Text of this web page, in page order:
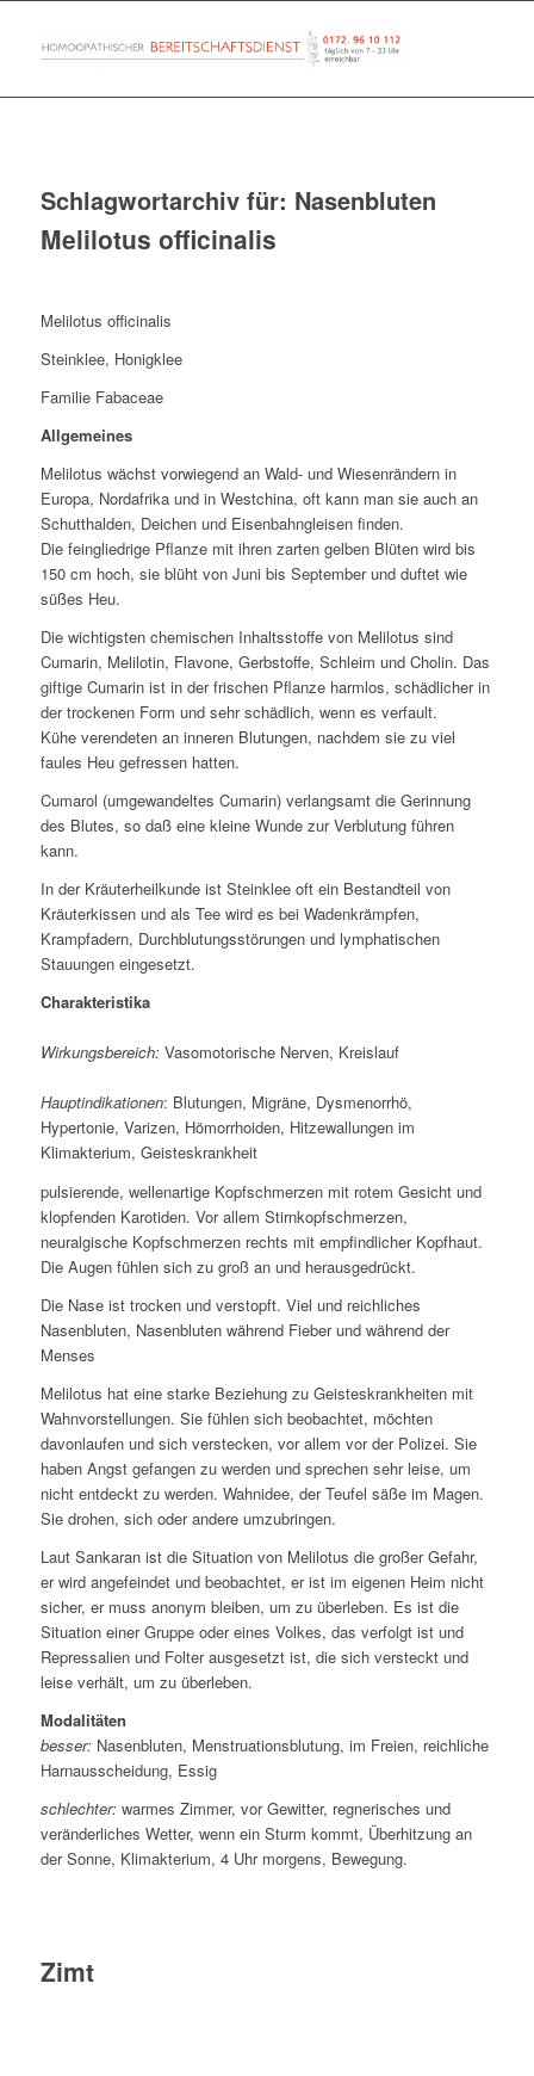
Schlagwortarchiv für: Nasenbluten
Melilotus officinalis
Melilotus officinalis
Steinklee, Honigklee
Familie Fabaceae
Allgemeines
Melilotus wächst vorwiegend an Wald- und Wiesenrändern in
Europa, Nordafrika und in Westchina, oft kann man sie auch an
Schutthalden, Deichen und Eisenbahngleisen finden.
Die feingliedrige Pflanze mit ihren zarten gelben Blüten wird bis
150 cm hoch, sie blüht von Juni bis September und duftet wie
süßes Heu.
Die wichtigsten chemischen Inhaltsstoffe von Melilotus sind
Cumarin, Melilotin, Flavone, Gerbstoffe, Schleim und Cholin. Das
giftige Cumarin ist in der frischen Pflanze harmlos, schädlicher in
der trockenen Form und sehr schädlich, wenn es verfault.
Kühe verendeten an inneren Blutungen, nachdem sie zu viel
faules Heu gefressen hatten.
Cumarol (umgewandeltes Cumarin) verlangsamt die Gerinnung
des Blutes, so daß eine kleine Wunde zur Verblutung führen
kann.
In der Kräuterheilkunde ist Steinklee oft ein Bestandteil von
Kräuterkissen und als Tee wird es bei Wadenkrämpfen,
Krampfadern, Durchblutungsstörungen und lymphatischen
Stauungen eingesetzt.
Charakteristika
Wirkungsbereich:Vasomotorische Nerven, Kreislauf
Hauptindikationen: Blutungen, Migräne, Dysmenorrhö,
Hypertonie, Varizen, Hömorrhoiden, Hitzewallungen im
Klimakterium, Geisteskrankheit
pulsierende, wellenartige Kopfschmerzen mit rotem Gesicht und
klopfenden Karotiden. Vor allem Stirnkopfschmerzen,
neuralgische Kopfschmerzen rechts mit empfindlicher Kopfhaut.
Die Augen fühlen sich zu groß an und herausgedrückt.
Die Nase ist trocken und verstopft. Viel und reichliches
Nasenbluten, Nasenbluten während Fieber und während der
Menses
Melilotus hat eine starke Beziehung zu Geisteskrankheiten mit
Wahnvorstellungen. Sie fühlen sich beobachtet, möchten
davonlaufen und sich verstecken, vor allem vor der Polizei. Sie
haben Angst gefangen zu werden und sprechen sehr leise, um
nicht entdeckt zu werden. Wahnidee, der Teufel säße im Magen.
Sie drohen, sich oder andere umzubringen.
Laut Sankaran ist die Situation von Melilotus die großer Gefahr,
er wird angefeindet und beobachtet, er ist im eigenen Heim nicht
sicher, er muss anonym bleiben, um zu überleben. Es ist die
Situation einer Gruppe oder eines Volkes, das verfolgt ist und
Repressalien und Folter ausgesetzt ist, die sich versteckt und
leise verhält, um zu überleben.
Modalitäten
besser:Nasenbluten, Menstruationsblutung, im Freien, reichliche
Harnausscheidung, Essig
schlechter: warmes Zimmer, vor Gewitter, regnerisches und
veränderliches Wetter, wenn ein Sturm kommt, Überhitzung an
der Sonne, Klimakterium, 4 Uhr morgens, Bewegung.
Zimt